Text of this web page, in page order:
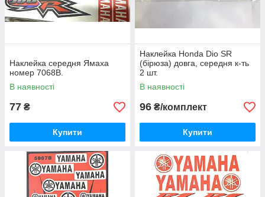
Наклейка середня Ямаха
номер 7068В.
В наявності
77 ₴
Купити
Наклейка Honda Dio SR
(бірюза) довга, середня к-ть
2 шт.
В наявності
96 ₴/комплект
Купити